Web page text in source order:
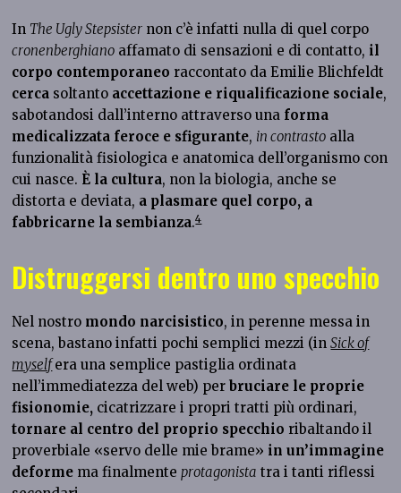
In The Ugly Stepsister non c’è infatti nulla di quel corpo
cronenberghiano affamato di sensazioni e di contatto, il
corpo contemporaneo raccontato da Emilie Blichfeldt
cerca soltanto accettazione e riqualificazione sociale,
sabotandosi dall’interno attraverso una forma
medicalizzata feroce e sfigurante, in contrasto alla
funzionalità fisiologica e anatomica dell’organismo con
cui nasce. È la cultura, non la biologia, anche se
distorta e deviata, a plasmare quel corpo, a
fabbricarne la sembianza.4
Distruggersi dentro uno specchio
Nel nostro mondo narcisistico, in perenne messa in
scena, bastano infatti pochi semplici mezzi (inSick of
myselfera una semplice pastiglia ordinata
nell’immediatezza del web) perbruciare le proprie
fisionomie, cicatrizzare i propri tratti più ordinari,
tornare al centro del proprio specchio ribaltando il
proverbiale «servo delle mie brame» in un’immagine
deforme ma finalmenteprotagonista tra i tanti riflessi